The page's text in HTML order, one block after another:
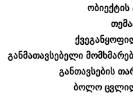
ობიექტის
განმათავსებელი
განთავსების
ბოლო